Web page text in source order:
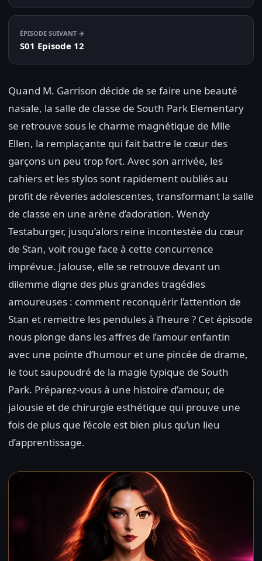
ÉPISODE SUIVANT →
S01 Episode 12
Quand M. Garrison décide de se faire une beauté
nasale, la salle de classe de South Park Elementary
se retrouve sous le charme magnétique de Mlle
Ellen, la remplaçante qui fait battre le cœur des
garçons un peu trop fort. Avec son arrivée, les
cahiers et les stylos sont rapidement oubliés au
profit de rêveries adolescentes, transformant la salle
de classe en une arène d’adoration. Wendy
Testaburger, jusqu’alors reine incontestée du cœur
de Stan, voit rouge face à cette concurrence
imprévue. Jalouse, elle se retrouve devant un
dilemme digne des plus grandes tragédies
amoureuses : comment reconquérir l’attention de
Stan et remettre les pendules à l’heure ? Cet épisode
nous plonge dans les affres de l’amour enfantin
avec une pointe d’humour et une pincée de drame,
le tout saupoudré de la magie typique de South
Park. Préparez-vous à une histoire d’amour, de
jalousie et de chirurgie esthétique qui prouve une
fois de plus que l’école est bien plus qu’un lieu
d’apprentissage.